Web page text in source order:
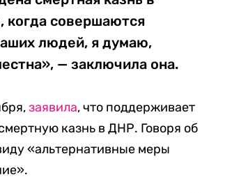
когда совершаются
людей, я думаю,
— заключила она.
заявила, что поддерживает
казнь в ДНР. Говоря об
«альтернативные меры